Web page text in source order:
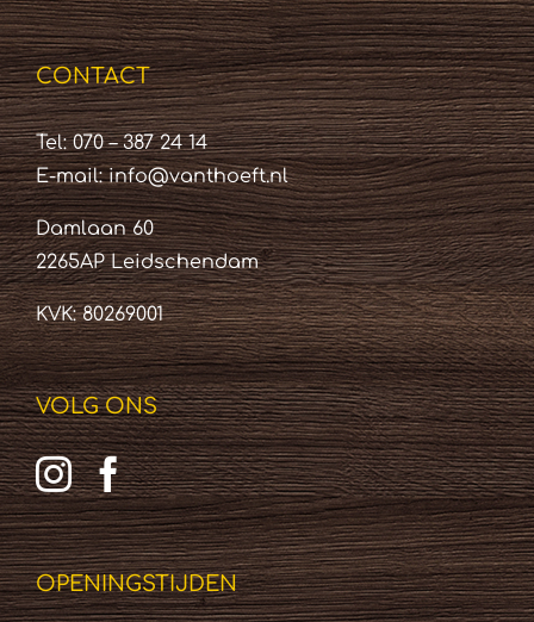
CONTACT
Tel: 070 – 387 24 14
E-mail:info@vanthoeft.nl
Damlaan 60
2265AP Leidschendam
KVK: 80269001
VOLG ONS
OPENINGSTIJDEN